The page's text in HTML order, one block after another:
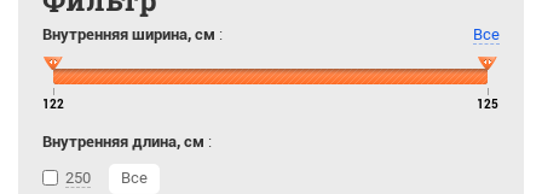
Внутренняя ширина, см : Все
122 125
Внутренняя длина, см :
250
Все